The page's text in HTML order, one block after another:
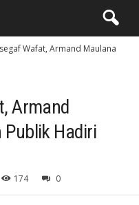
Wafat, Armand Maulana
Armand
Publik Hadiri
174 0